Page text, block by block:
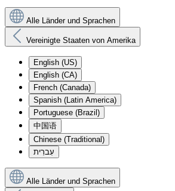
Alle Länder und Sprachen
Vereinigte Staaten von Amerika
English (US)
English (CA)
French (Canada)
Spanish (Latin America)
Portuguese (Brazil)
中国语
Chinese (Traditional)
עִברִית
Alle Länder und Sprachen